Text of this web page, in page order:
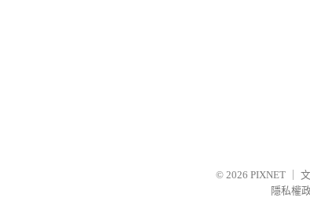
© 2026 PIXNET
隱私權